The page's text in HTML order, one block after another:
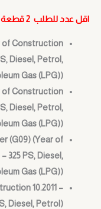
اقل عدد للطلب 2 قطعة
of Construction
Diesel, Petrol,
Gas (LPG))
of Construction
Diesel, Petrol,
Gas (LPG))
(G09) (Year of
325 PS, Diesel,
Gas (LPG))
10.2011 –
Diesel, Petrol)